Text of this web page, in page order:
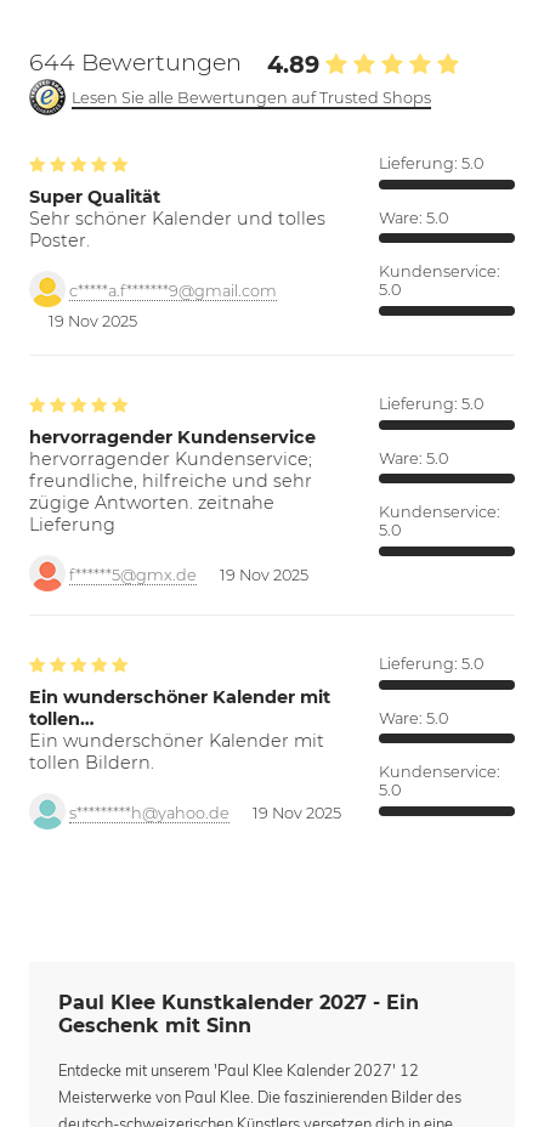
644 Bewertungen 4.89
Lesen Sie alle Bewertungen auf Trusted Shops
Super Qualität
Sehr schöner Kalender und tolles
Poster.
c*****a.f*******9@gmail.com
19 Nov 2025
Lieferung: 5.0
Ware: 5.0
Kundenservice:
5.0
hervorragender Kundenservice
hervorragender Kundenservice;
freundliche, hilfreiche und sehr
zügige Antworten. zeitnahe
Lieferung
f******5@gmx.de 19 Nov 2025
Lieferung: 5.0
Ware: 5.0
Kundenservice:
5.0
Ein wunderschöner Kalender mit
tollen…
Ein wunderschöner Kalender mit
tollen Bildern.
s*********h@yahoo.de 19 Nov 2025
Lieferung: 5.0
Ware: 5.0
Kundenservice:
5.0
Paul Klee Kunstkalender 2027 - Ein
Geschenk mit Sinn
Entdecke mit unserem 'Paul Klee Kalender 2027' 12
Meisterwerke von Paul Klee. Die faszinierenden Bilder des
deutsch-schweizerischen Künstlers versetzen dich in eine